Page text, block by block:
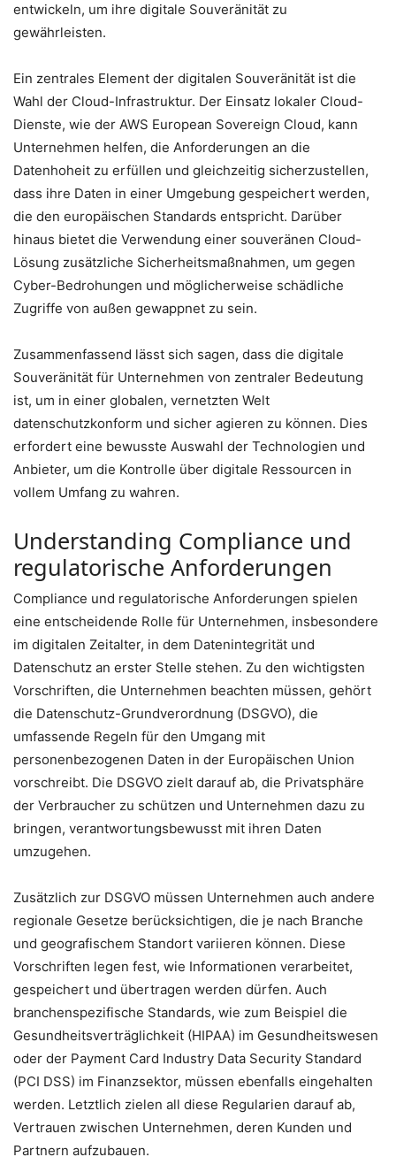
entwickeln, um ihre digitale Souveränität zu
gewährleisten.
Ein zentrales Element der digitalen Souveränität ist die
Wahl der Cloud-Infrastruktur. Der Einsatz lokaler Cloud-
Dienste, wie der AWS European Sovereign Cloud, kann
Unternehmen helfen, die Anforderungen an die
Datenhoheit zu erfüllen und gleichzeitig sicherzustellen,
dass ihre Daten in einer Umgebung gespeichert werden,
die den europäischen Standards entspricht. Darüber
hinaus bietet die Verwendung einer souveränen Cloud-
Lösung zusätzliche Sicherheitsmaßnahmen, um gegen
Cyber-Bedrohungen und möglicherweise schädliche
Zugriffe von außen gewappnet zu sein.
Zusammenfassend lässt sich sagen, dass die digitale
Souveränität für Unternehmen von zentraler Bedeutung
ist, um in einer globalen, vernetzten Welt
datenschutzkonform und sicher agieren zu können. Dies
erfordert eine bewusste Auswahl der Technologien und
Anbieter, um die Kontrolle über digitale Ressourcen in
vollem Umfang zu wahren.
Understanding Compliance und
regulatorische Anforderungen
Compliance und regulatorische Anforderungen spielen
eine entscheidende Rolle für Unternehmen, insbesondere
im digitalen Zeitalter, in dem Datenintegrität und
Datenschutz an erster Stelle stehen. Zu den wichtigsten
Vorschriften, die Unternehmen beachten müssen, gehört
die Datenschutz-Grundverordnung (DSGVO), die
umfassende Regeln für den Umgang mit
personenbezogenen Daten in der Europäischen Union
vorschreibt. Die DSGVO zielt darauf ab, die Privatsphäre
der Verbraucher zu schützen und Unternehmen dazu zu
bringen, verantwortungsbewusst mit ihren Daten
umzugehen.
Zusätzlich zur DSGVO müssen Unternehmen auch andere
regionale Gesetze berücksichtigen, die je nach Branche
und geografischem Standort variieren können. Diese
Vorschriften legen fest, wie Informationen verarbeitet,
gespeichert und übertragen werden dürfen. Auch
branchenspezifische Standards, wie zum Beispiel die
Gesundheitsverträglichkeit (HIPAA) im Gesundheitswesen
oder der Payment Card Industry Data Security Standard
(PCI DSS) im Finanzsektor, müssen ebenfalls eingehalten
werden. Letztlich zielen all diese Regularien darauf ab,
Vertrauen zwischen Unternehmen, deren Kunden und
Partnern aufzubauen.